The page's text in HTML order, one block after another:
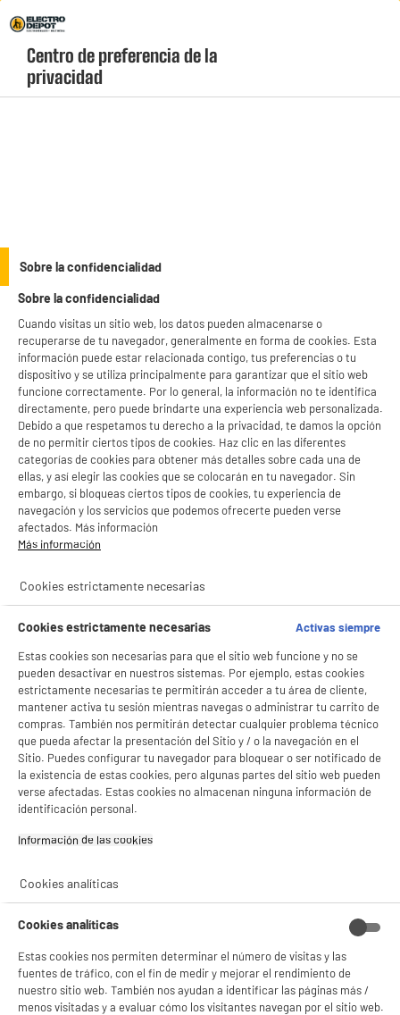
Menú
geolocation-header-icon-text
account
DEPOT
Con el fin de mejorar tu experiencia, y tras tu consentimiento, ELECTRO DEPOT
y sus socios utilizan cookies que procesan tus datos personales para:
- compartir contenido adaptado a tus preferencias
- facilitar el intercambio de contenido en las redes sociales
- analizar el tráfico en nuestro sitio web Consulta la política de cookies.
Consulta la política de cookies..
Centro de preferencia de la
privacidad
Sobre la confidencialidad
Sobre la confidencialidad
Cuando visitas un sitio web, los datos pueden almacenarse o
recuperarse de tu navegador, generalmente en forma de cookies. Esta
información puede estar relacionada contigo, tus preferencias o tu
dispositivo y se utiliza principalmente para garantizar que el sitio web
funcione correctamente. Por lo general, la información no te identifica
directamente, pero puede brindarte una experiencia web personalizada.
Debido a que respetamos tu derecho a la privacidad, te damos la opción
de no permitir ciertos tipos de cookies. Haz clic en las diferentes
categorías de cookies para obtener más detalles sobre cada una de
ellas, y así elegir las cookies que se colocarán en tu navegador. Sin
embargo, si bloqueas ciertos tipos de cookies, tu experiencia de
navegación y los servicios que podemos ofrecerte pueden verse
afectados. Más información
Más información
Cookies estrictamente necesarias
Cookies estrictamente necesarias
Activas siempre
Estas cookies son necesarias para que el sitio web funcione y no se
pueden desactivar en nuestros sistemas. Por ejemplo, estas cookies
estrictamente necesarias te permitirán acceder a tu área de cliente,
mantener activa tu sesión mientras navegas o administrar tu carrito de
compras. También nos permitirán detectar cualquier problema técnico
que pueda afectar la presentación del Sitio y / o la navegación en el
Sitio. Puedes configurar tu navegador para bloquear o ser notificado de
la existencia de estas cookies, pero algunas partes del sitio web pueden
verse afectadas. Estas cookies no almacenan ninguna información de
identificación personal.
Información de las cookies‎
Cookies analíticas
Cookies analíticas
Estas cookies nos permiten determinar el número de visitas y las
fuentes de tráfico, con el fin de medir y mejorar el rendimiento de
nuestro sitio web. También nos ayudan a identificar las páginas más /
menos visitadas y a evaluar cómo los visitantes navegan por el sitio web.